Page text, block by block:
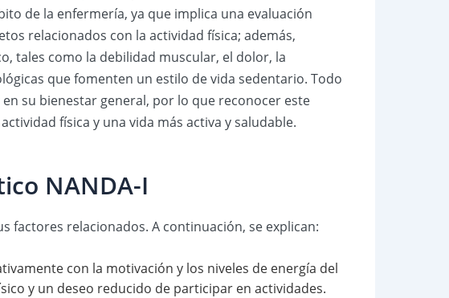
de la enfermería, ya que implica una evaluación
relacionados con la actividad física; además,
tales como la debilidad muscular, el dolor, la
que fomenten un estilo de vida sedentario. Todo
su bienestar general, por lo que reconocer este
física y una vida más activa y saludable.
NANDA-I
factores relacionados. A continuación, se explican:
con la motivación y los niveles de energía del
y un deseo reducido de participar en actividades.